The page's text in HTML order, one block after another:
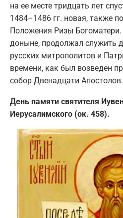
на ее месте тридцать лет
1484–1486 гг. новая, также
Положения Ризы
доныне, продолжал служить
русских митрополитов и
времени, как был возведен
собор Двенадцати Апостолов.
День памяти святителя
Иерусалимского (ок. 458).